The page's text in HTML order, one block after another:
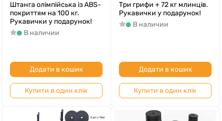
Штанга олімпійська із ABS-
покриттям на 100 кг.
Рукавички у подарунок!
В наличии
Додати в кошик
Купити в один клік
Три грифи + 72 кг млинців.
Рукавички у подарунок!
В наличии
Додати в кошик
Купити в один клік